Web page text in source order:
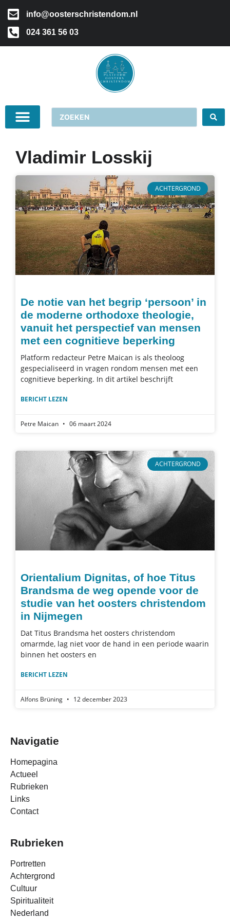
info@oosterschristendom.nl
024 361 56 03
Vladimir Losskij
ACHTERGROND
De notie van het begrip ‘persoon’ in
de moderne orthodoxe theologie,
vanuit het perspectief van mensen
met een cognitieve beperking
Platform redacteur Petre Maican is als theoloog
gespecialiseerd in vragen rondom mensen met een
cognitieve beperking. In dit artikel beschrijft
BERICHT LEZEN
Petre Maican 06 maart 2024
ACHTERGROND
Orientalium Dignitas, of hoe Titus
Brandsma de weg opende voor de
studie van het oosters christendom
in Nijmegen
Dat Titus Brandsma het oosters christendom
omarmde, lag niet voor de hand in een periode waarin
binnen het oosters en
BERICHT LEZEN
Alfons Brüning 12 december 2023
Navigatie
Homepagina
Actueel
Rubrieken
Links
Contact
Rubrieken
Portretten
Achtergrond
Cultuur
Spiritualiteit
Nederland